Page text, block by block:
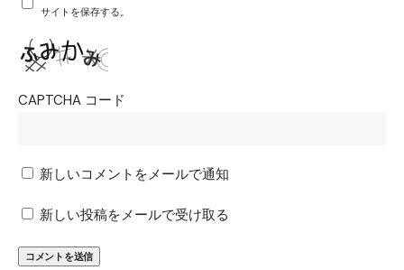
サイトを保存する。
CAPTCHA コード
新しいコメントをメールで通知
新しい投稿をメールで受け取る